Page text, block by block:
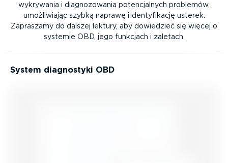
wykrywania i diagno­zo­wania poten­cjalnych problemów,
umożli­wiając szybką naprawę i identy­fi­kację usterek.
Zapraszamy do dalszej lektury, aby dowiedzieć się więcej o
systemie OBD, jego funkcjach i zaletach.
System diagnostyki OBD